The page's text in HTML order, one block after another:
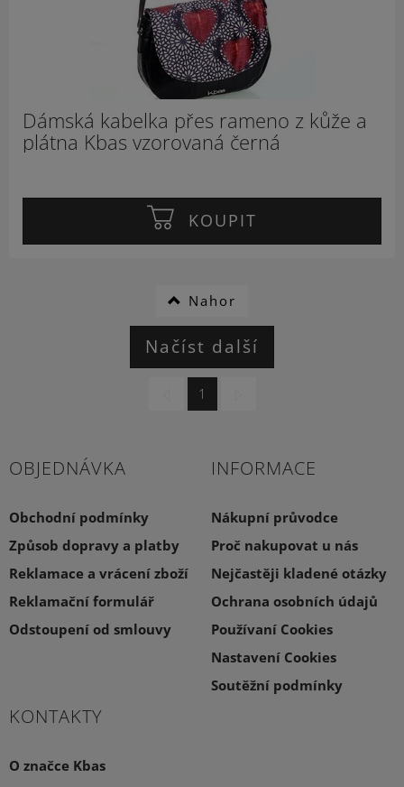
Dámská kabelka přes rameno z kůže a
plátna Kbas vzorovaná černá
KOUPIT
Nahor
Načíst další
1
OBJEDNÁVKA
Obchodní podmínky
Způsob dopravy a platby
Reklamace a vrácení zboží
Reklamační formulář
Odstoupení od smlouvy
INFORMACE
Nákupní průvodce
Proč nakupovat u nás
Nejčastěji kladené otázky
Ochrana osobních údajů
Používaní Cookies
Nastavení Cookies
Soutěžní podmínky
KONTAKTY
O značce Kbas